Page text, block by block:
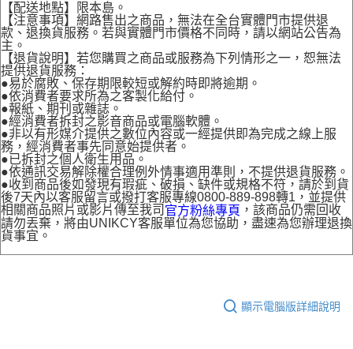
【配送地點】限本島。
【注意事項】網路售出之商品，無法在全台實體門市提供退
款、退換貨服務。若與實體門市價格不同時，請以網站公告為
主。
【退貨說明】若您購買之商品或服務為下列情形之一，恕無法
提供退貨服務：
●易於腐敗、保存期限較短或解約時即將逾期。
●依消費者要求所為之客製化給付。
●報紙、期刊或雜誌。
●經消費者拆封之影音商品或電腦軟體。
●非以有形媒介提供之數位內容或一經提供即為完成之線上服
務，經消費者事先同意始提供者。
●已拆封之個人衛生用品。
●依通訊交易解除權合理例外情事適用準則，不提供退貨服務。
●收到商品後如發現有瑕疵、破損、缺件或規格不符，請於到貨
後7天內以客服留言或撥打客服專線0800-889-898轉1，並提供
相關商品照片或影片傳至我司 官方粉絲專頁 ，該商品仍需回收
請勿丟棄，將由UNIKCY客服單位為您協助，盡速為您辦理退換
貨事宜。
顯示電腦版詳細說明